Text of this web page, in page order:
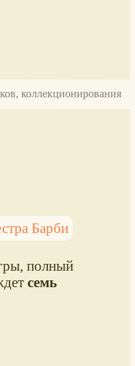
коллекционирования
Барби
полный
семь